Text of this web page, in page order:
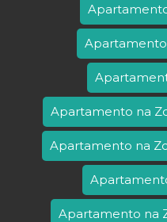
Apartamento na
Apartamento na
Apartamento na